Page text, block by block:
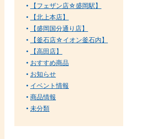
【フェザン店☆盛岡駅】
【北上本店】
【盛岡国分通り店】
【釜石店☆イオン釜石内】
【高田店】
おすすめ商品
お知らせ
イベント情報
商品情報
未分類